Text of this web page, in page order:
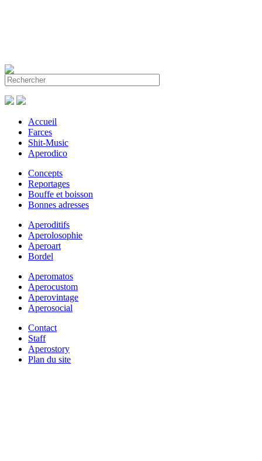
Accueil
Farces
Shit-Music
Aperodico
Concepts
Reportages
Bouffe et boisson
Bonnes adresses
Aperoditifs
Aperolosophie
Aperoart
Bordel
Aperomatos
Aperocustom
Aperovintage
Aperosocial
Contact
Staff
Aperostory
Plan du site